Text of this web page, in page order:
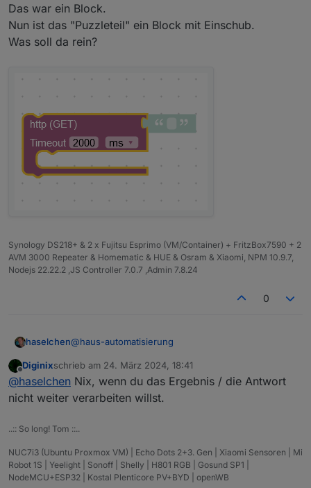
Das war ein Block.
Nun ist das "Puzzleteil" ein Block mit Einschub.
Was soll da rein?
Synology DS218+ & 2 x Fujitsu Esprimo (VM/Container) + FritzBox7590 + 2
AVM 3000 Repeater & Homematic & HUE & Osram & Xiaomi, NPM 10.9.7,
Nodejs 22.22.2 ,JS Controller 7.0.7 ,Admin 7.8.24
0
haselchen@haus-automatisierung
Stehe auch gerade mit nem Brett vorm Kopp vor
einem Problem.
Habe mit dem Request Block ne Steckdose
Nun ist das "Puzzleteil" ein Block mit Einschub.
Was soll da rein?
Offline
Diginixschrieb am 24. März 2024, 18:41
zuletzt editiert von
@haselchen Nix, wenn du das Ergebnis / die Antwort
nicht weiter verarbeiten willst.
..:: So long! Tom ::..
NUC7i3 (Ubuntu Proxmox VM) | Echo Dots 2+3. Gen | Xiaomi Sensoren | Mi
Robot 1S | Yeelight | Sonoff | Shelly | H801 RGB | Gosund SP1 |
NodeMCU+ESP32 | Kostal Plenticore PV+BYD | openWB